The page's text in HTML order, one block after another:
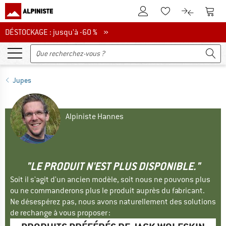
Vers le compte client
Vers la liste
Vers le
DÉSTOCKAGE : jusqu'à -60 %
DÉSTOCKAGE : jusqu'à -60 % »
Jupes
Alpiniste Hannes
"LE PRODUIT N'EST PLUS DISPONIBLE."
Soit il s'agit d'un ancien modèle, soit nous ne pouvons plus
ou ne commanderons plus le produit auprès du fabricant.
Ne désespérez pas, nous avons naturellement des solutions
de rechange à vous proposer :